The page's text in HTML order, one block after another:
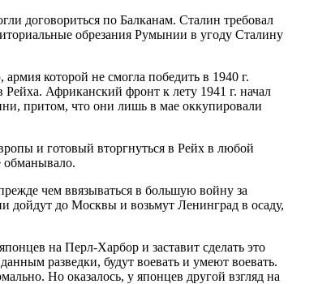
договориться по Балканам. Сталин требовал
обрезания Румынии в угоду Сталину
которой не смогла победить в 1940 г.
Африканский фронт к лету 1941 г. начал
притом, что они лишь в мае оккупировали
и готовый вторгнуться в Рейх в любой
обманывало.
чем ввязываться в большую войну за
дойдут до Москвы и возьмут Ленинград в осаду,
на Перл-Харбор и заставит сделать это
разведки, будут воевать и умеют воевать.
Но оказалось, у японцев другой взгляд на